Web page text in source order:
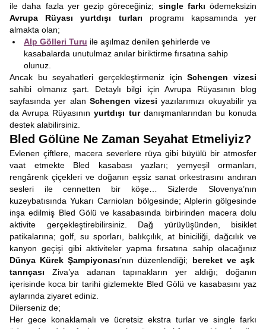
ile daha fazla yer gezip göreceğiniz; single farkı ödemeksizin
Avrupa Rüyası yurtdışı turları programı kapsamında yer
almakta olan;
Alp Gölleri Turu ile aşılmaz denilen şehirlerde ve
kasabalarda unutulmaz anılar biriktirme fırsatına sahip
olunuz.
Ancak bu seyahatleri gerçekleştirmeniz içinSchengen vizesi
sahibi olmanız şart. Detaylı bilgi için Avrupa Rüyasının blog
sayfasında yer alan Schengen vizesi yazılarımızı okuyabilir ya
da Avrupa Rüyasınınyurtdışı turdanışmanlarından bu konuda
destek alabilirsiniz.
Bled Gölüne Ne Zaman Seyahat Etmeliyiz?
Evlenen çiftlere, macera severlere rüya gibi büyülü bir atmosfer
vaat etmekte Bled kasabası yazları; yemyeşil ormanları,
rengârenk çiçekleri ve doğanın eşsiz sanat orkestrasını andıran
sesleri ile cennetten bir köşe… Sizlerde Slovenya’nın
kuzeybatısında Yukarı Carniolan bölgesinde; Alplerin gölgesinde
inşa edilmiş Bled Gölü ve kasabasında birbirinden macera dolu
aktivite gerçekleştirebilirsiniz. Dağ yürüyüşünden, bisiklet
patikalarına; golf, su sporları, balıkçılık, at biniciliği, dağcılık ve
kanyon geçişi gibi aktiviteler yapma fırsatına sahip olacağınız
Dünya Kürek Şampiyonası’nın düzenlendiği; bereket ve aşk
tanrıçası Ziva’ya adanan tapınakların yer aldığı; doğanın
içerisinde koca bir tarihi gizlemekte Bled Gölü ve kasabasını yaz
aylarında ziyaret ediniz.
Dilerseniz de;
Her gece konaklamalı ve ücretsiz ekstra turlar ve single farkı